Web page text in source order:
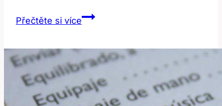
Přečtěte si víceGar:
Znamená?
Překlad
a
Význam!